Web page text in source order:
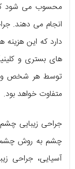
محسوب می شود که
انجام می دهند.
دارد که این هزینه
های بستری و
توسط هر شخص و
متفاوت خواهد بود.
جراحی زیبایی
چشم به روش چشم
آسیایی، جراحی